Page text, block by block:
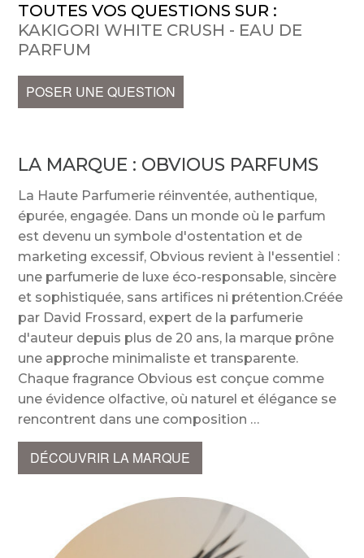
TOUTES VOS QUESTIONS SUR :
KAKIGORI WHITE CRUSH - EAU DE
PARFUM
POSER UNE QUESTION
LA MARQUE : OBVIOUS PARFUMS
La Haute Parfumerie réinventée, authentique,
épurée, engagée. Dans un monde où le parfum
est devenu un symbole d'ostentation et de
marketing excessif, Obvious revient à l'essentiel :
une parfumerie de luxe éco-responsable, sincère
et sophistiquée, sans artifices ni prétention.Créée
par David Frossard, expert de la parfumerie
d'auteur depuis plus de 20 ans, la marque prône
une approche minimaliste et transparente.
Chaque fragrance Obvious est conçue comme
une évidence olfactive, où naturel et élégance se
rencontrent dans une composition
DÉCOUVRIR LA MARQUE